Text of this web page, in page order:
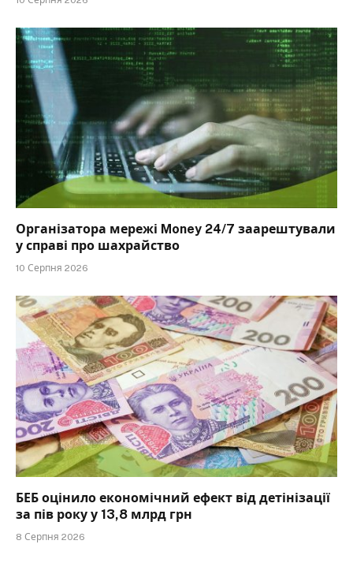
Організатора мережі Money 24/7 заарештували
у справі про шахрайство
10 Серпня 2026
БЕБ оцінило економічний ефект від детінізації
за пів року у 13,8 млрд грн
8 Серпня 2026